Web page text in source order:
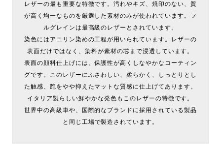
レザーの最も重要な特徴です。汚れやキズ、焼印のない、質
が高く均一なものを厳選した素材のみが使われています。フ
ルグレインは最高級のレザーとされています。
染色にはアニリン染めの工程が用いられています。レザーの
表面だけではなく、染料が素材の芯まで浸透しています。
表面の顔料仕上げには、保護性が高くしなやかなコーティン
グです。このレザーにふさわしい、柔らかく、しっとりとし
た触感、艶をやや抑えたマットな質感に仕上げてあります。
イタリア製らしい鮮やかな発色もこのレザーの特徴です。
世界中の高級車や、国際的なブランドに採用されている製品
と同じ工場で製造されています。